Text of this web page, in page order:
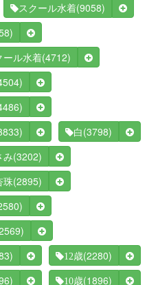
スクール水着(9058)
ール水着(4712)
白 (3798)
み(3202)
珠(2895)
12歳(2280)
10歳(1896)